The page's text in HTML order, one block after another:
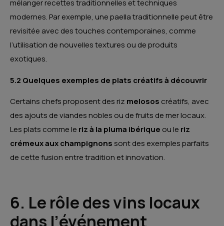
mélanger recettes traditionnelles et techniques
modernes. Par exemple, une paella traditionnelle peut être
revisitée avec des touches contemporaines, comme
l’utilisation de nouvelles textures ou de produits
exotiques.
5.2 Quelques exemples de plats créatifs à découvrir
Certains chefs proposent des riz melosos créatifs, avec
des ajouts de viandes nobles ou de fruits de mer locaux.
Les plats comme le riz à la pluma ibérique ou le riz
crémeux aux champignons sont des exemples parfaits
de cette fusion entre tradition et innovation.
6. Le rôle des vins locaux
dans l’événement